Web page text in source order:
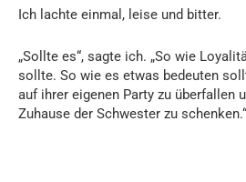
Ich lachte einmal, leise und bitter.
„Sollte es“, sagte ich. „So wie
sollte. So wie es etwas bedeuten
auf ihrer eigenen Party zu überfallen
Zuhause der Schwester zu schenken.“